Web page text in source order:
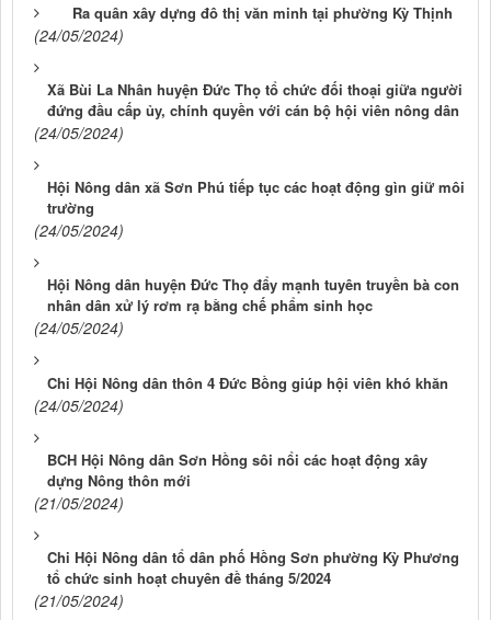
Ra quân xây dựng đô thị văn minh tại phường Kỳ Thịnh
(24/05/2024)
Xã Bùi La Nhân huyện Đức Thọ tổ chức đối thoại giữa người
đứng đầu cấp ủy, chính quyền với cán bộ hội viên nông dân
(24/05/2024)
Hội Nông dân xã Sơn Phú tiếp tục các hoạt động gìn giữ môi
trường
(24/05/2024)
Hội Nông dân huyện Đức Thọ đẩy mạnh tuyên truyền bà con
nhân dân xử lý rơm rạ bằng chế phẩm sinh học
(24/05/2024)
Chi Hội Nông dân thôn 4 Đức Bồng giúp hội viên khó khăn
(24/05/2024)
BCH Hội Nông dân Sơn Hồng sôi nổi các hoạt động xây
dựng Nông thôn mới
(21/05/2024)
Chi Hội Nông dân tổ dân phố Hồng Sơn phường Kỳ Phương
tổ chức sinh hoạt chuyên đề tháng 5/2024
(21/05/2024)